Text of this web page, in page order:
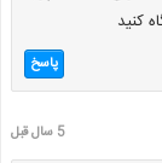
کنید
پاسخ
5 سال قبل